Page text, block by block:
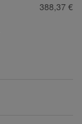
388,37 €